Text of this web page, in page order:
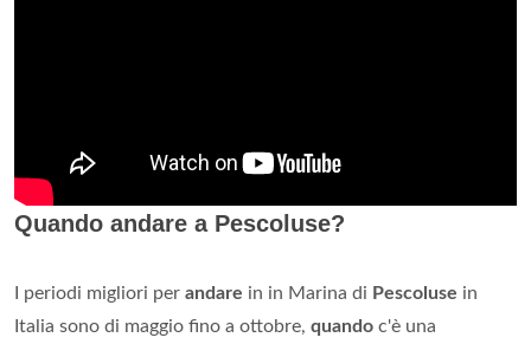
Quando andare a Pescoluse?
I periodi migliori per andare in in Marina di Pescoluse in
Italia sono di maggio fino a ottobre, quando c'è una